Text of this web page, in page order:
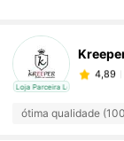
Loja Parceira Local
4,89
ótima qualidade